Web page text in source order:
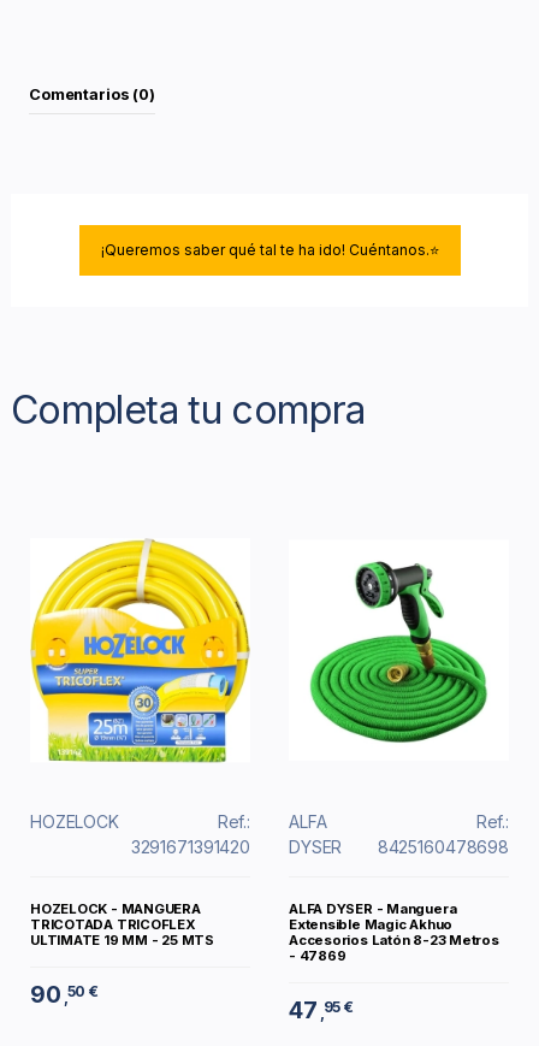
Comentarios (0)
¡Queremos saber qué tal te ha ido! Cuéntanos.⭐
Completa tu compra
HOZELOCK
Ref.:
3291671391420
HOZELOCK - MANGUERA
TRICOTADA TRICOFLEX
ULTIMATE 19 MM - 25 MTS
90 ,50 €
ALFA
DYSER
Ref.:
8425160478698
ALFA DYSER - Manguera
Extensible Magic Akhuo
Accesorios Latón 8-23 Metros
- 47869
47 95 €